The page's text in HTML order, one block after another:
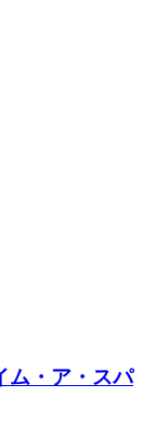
ム・ア・スパ